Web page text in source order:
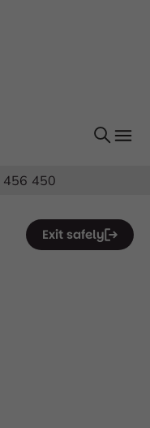
Exit safely
456 450